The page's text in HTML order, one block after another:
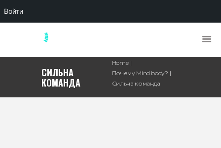
СИЛЬНА
КОМАНДА
Home
Почему Mind body?
Сильна команда
Войти